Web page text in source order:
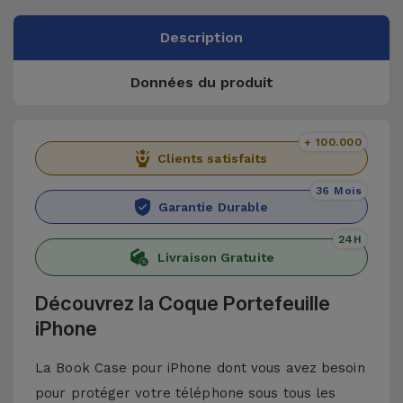
Description
Données du produit
Clients satisfaits
+ 100.000
Garantie Durable
36 Mois
Livraison Gratuite
24H
Découvrez la Coque Portefeuille
iPhone
La Book Case pour iPhone dont vous avez besoin
pour protéger votre téléphone sous tous les